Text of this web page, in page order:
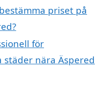
priset på
för
nära Äspered